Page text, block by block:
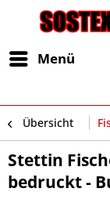
Menü
Übersicht
Stettin
bedruckt -